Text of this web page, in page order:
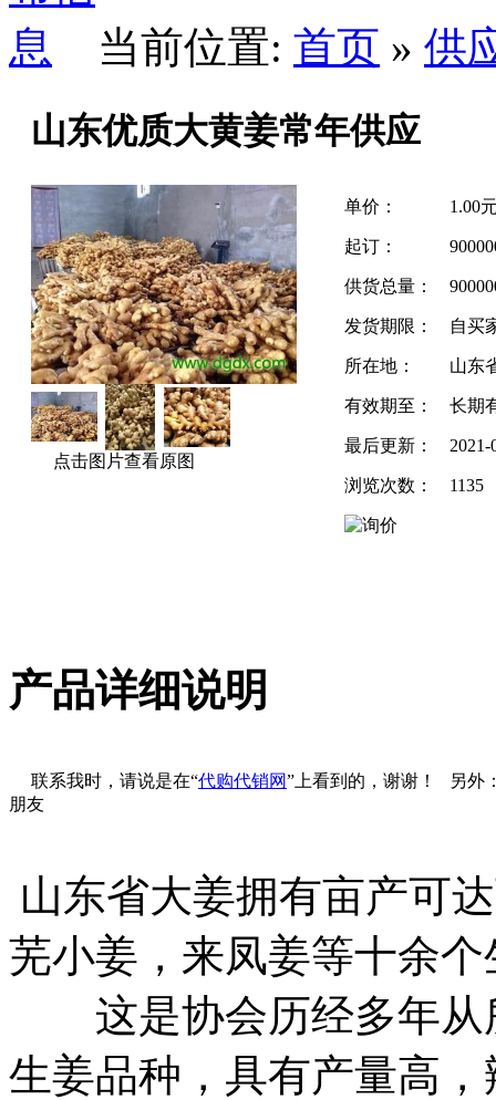
当前位置: 首页 » 供
山东优质大黄姜常年供应
点击图片查看原图
单价： 1.00
起订：
供货总量：
发货期限： 自买
所在地： 山东
有效期至： 长期
最后更新： 2021-
浏览次数： 1135
产品详细说明
联系我时，请说是在“代购代销网”上看到的，谢谢！ 另外
朋友
山东省大姜拥有亩产可
芜小姜，来凤姜等十余
这是协会历经多年从
生姜品种，具有产量高